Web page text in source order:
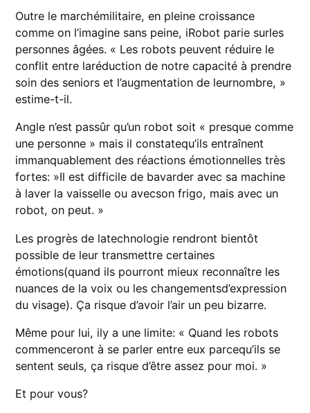
Outre le marchémilitaire, en pleine croissance
comme on l’imagine sans peine, iRobot parie surles
personnes âgées. « Les robots peuvent réduire le
conflit entre laréduction de notre capacité à prendre
soin des seniors et l’augmentation de leurnombre, »
estime-t-il.
Angle n’est passûr qu’un robot soit « presque comme
une personne » mais il constatequ’ils entraînent
immanquablement des réactions émotionnelles très
fortes: »Il est difficile de bavarder avec sa machine
à laver la vaisselle ou avecson frigo, mais avec un
robot, on peut. »
Les progrès de latechnologie rendront bientôt
possible de leur transmettre certaines
émotions(quand ils pourront mieux reconnaître les
nuances de la voix ou les changementsd’expression
du visage). Ça risque d’avoir l’air un peu bizarre.
Même pour lui, ily a une limite: « Quand les robots
commenceront à se parler entre eux parcequ’ils se
sentent seuls, ça risque d’être assez pour moi. »
Et pour vous?